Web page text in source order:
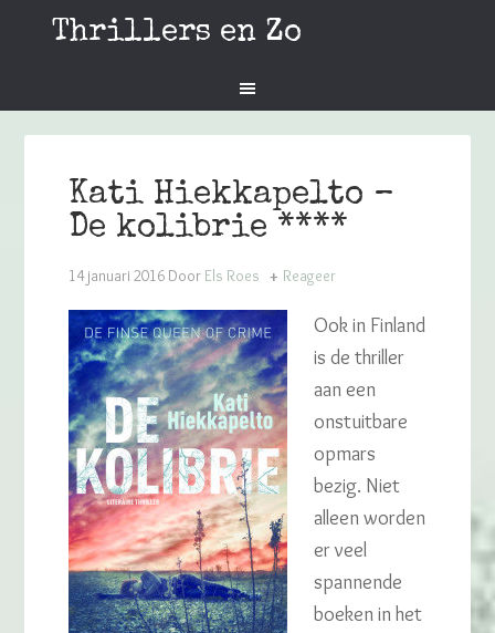
Thrillers en Zo
Kati Hiekkapelto –
De kolibrie ****
14 januari 2016 Door Els Roes Reageer
Ook in Finland
is de thriller
aan een
onstuitbare
opmars
bezig. Niet
alleen worden
er veel
spannende
boeken in het